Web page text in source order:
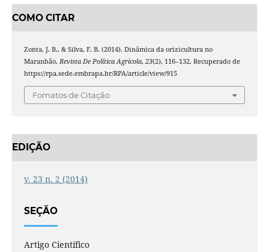
COMO CITAR
Zonta, J. B., & Silva, F. B. (2014). Dinâmica da orizicultura no
Maranhão. Revista De Política Agrícola, 23(2), 116–132. Recuperado de
https://rpa.sede.embrapa.br/RPA/article/view/915
Fomatos de Citação
EDIÇÃO
v. 23 n. 2 (2014)
SEÇÃO
Artigo Científico